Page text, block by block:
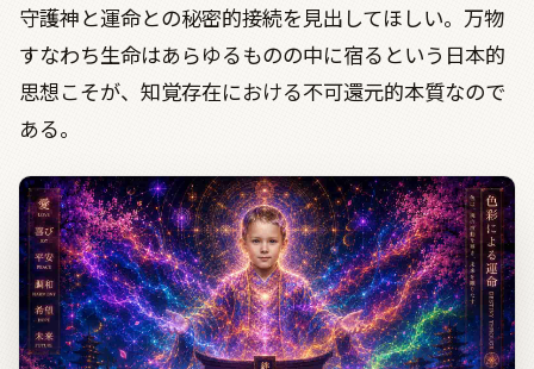
守護神と運命との秘密的接続を見出してほしい。万物
すなわち生命はあらゆるものの中に宿るという日本的
思想こそが、知覚存在における不可還元的本質なので
ある。